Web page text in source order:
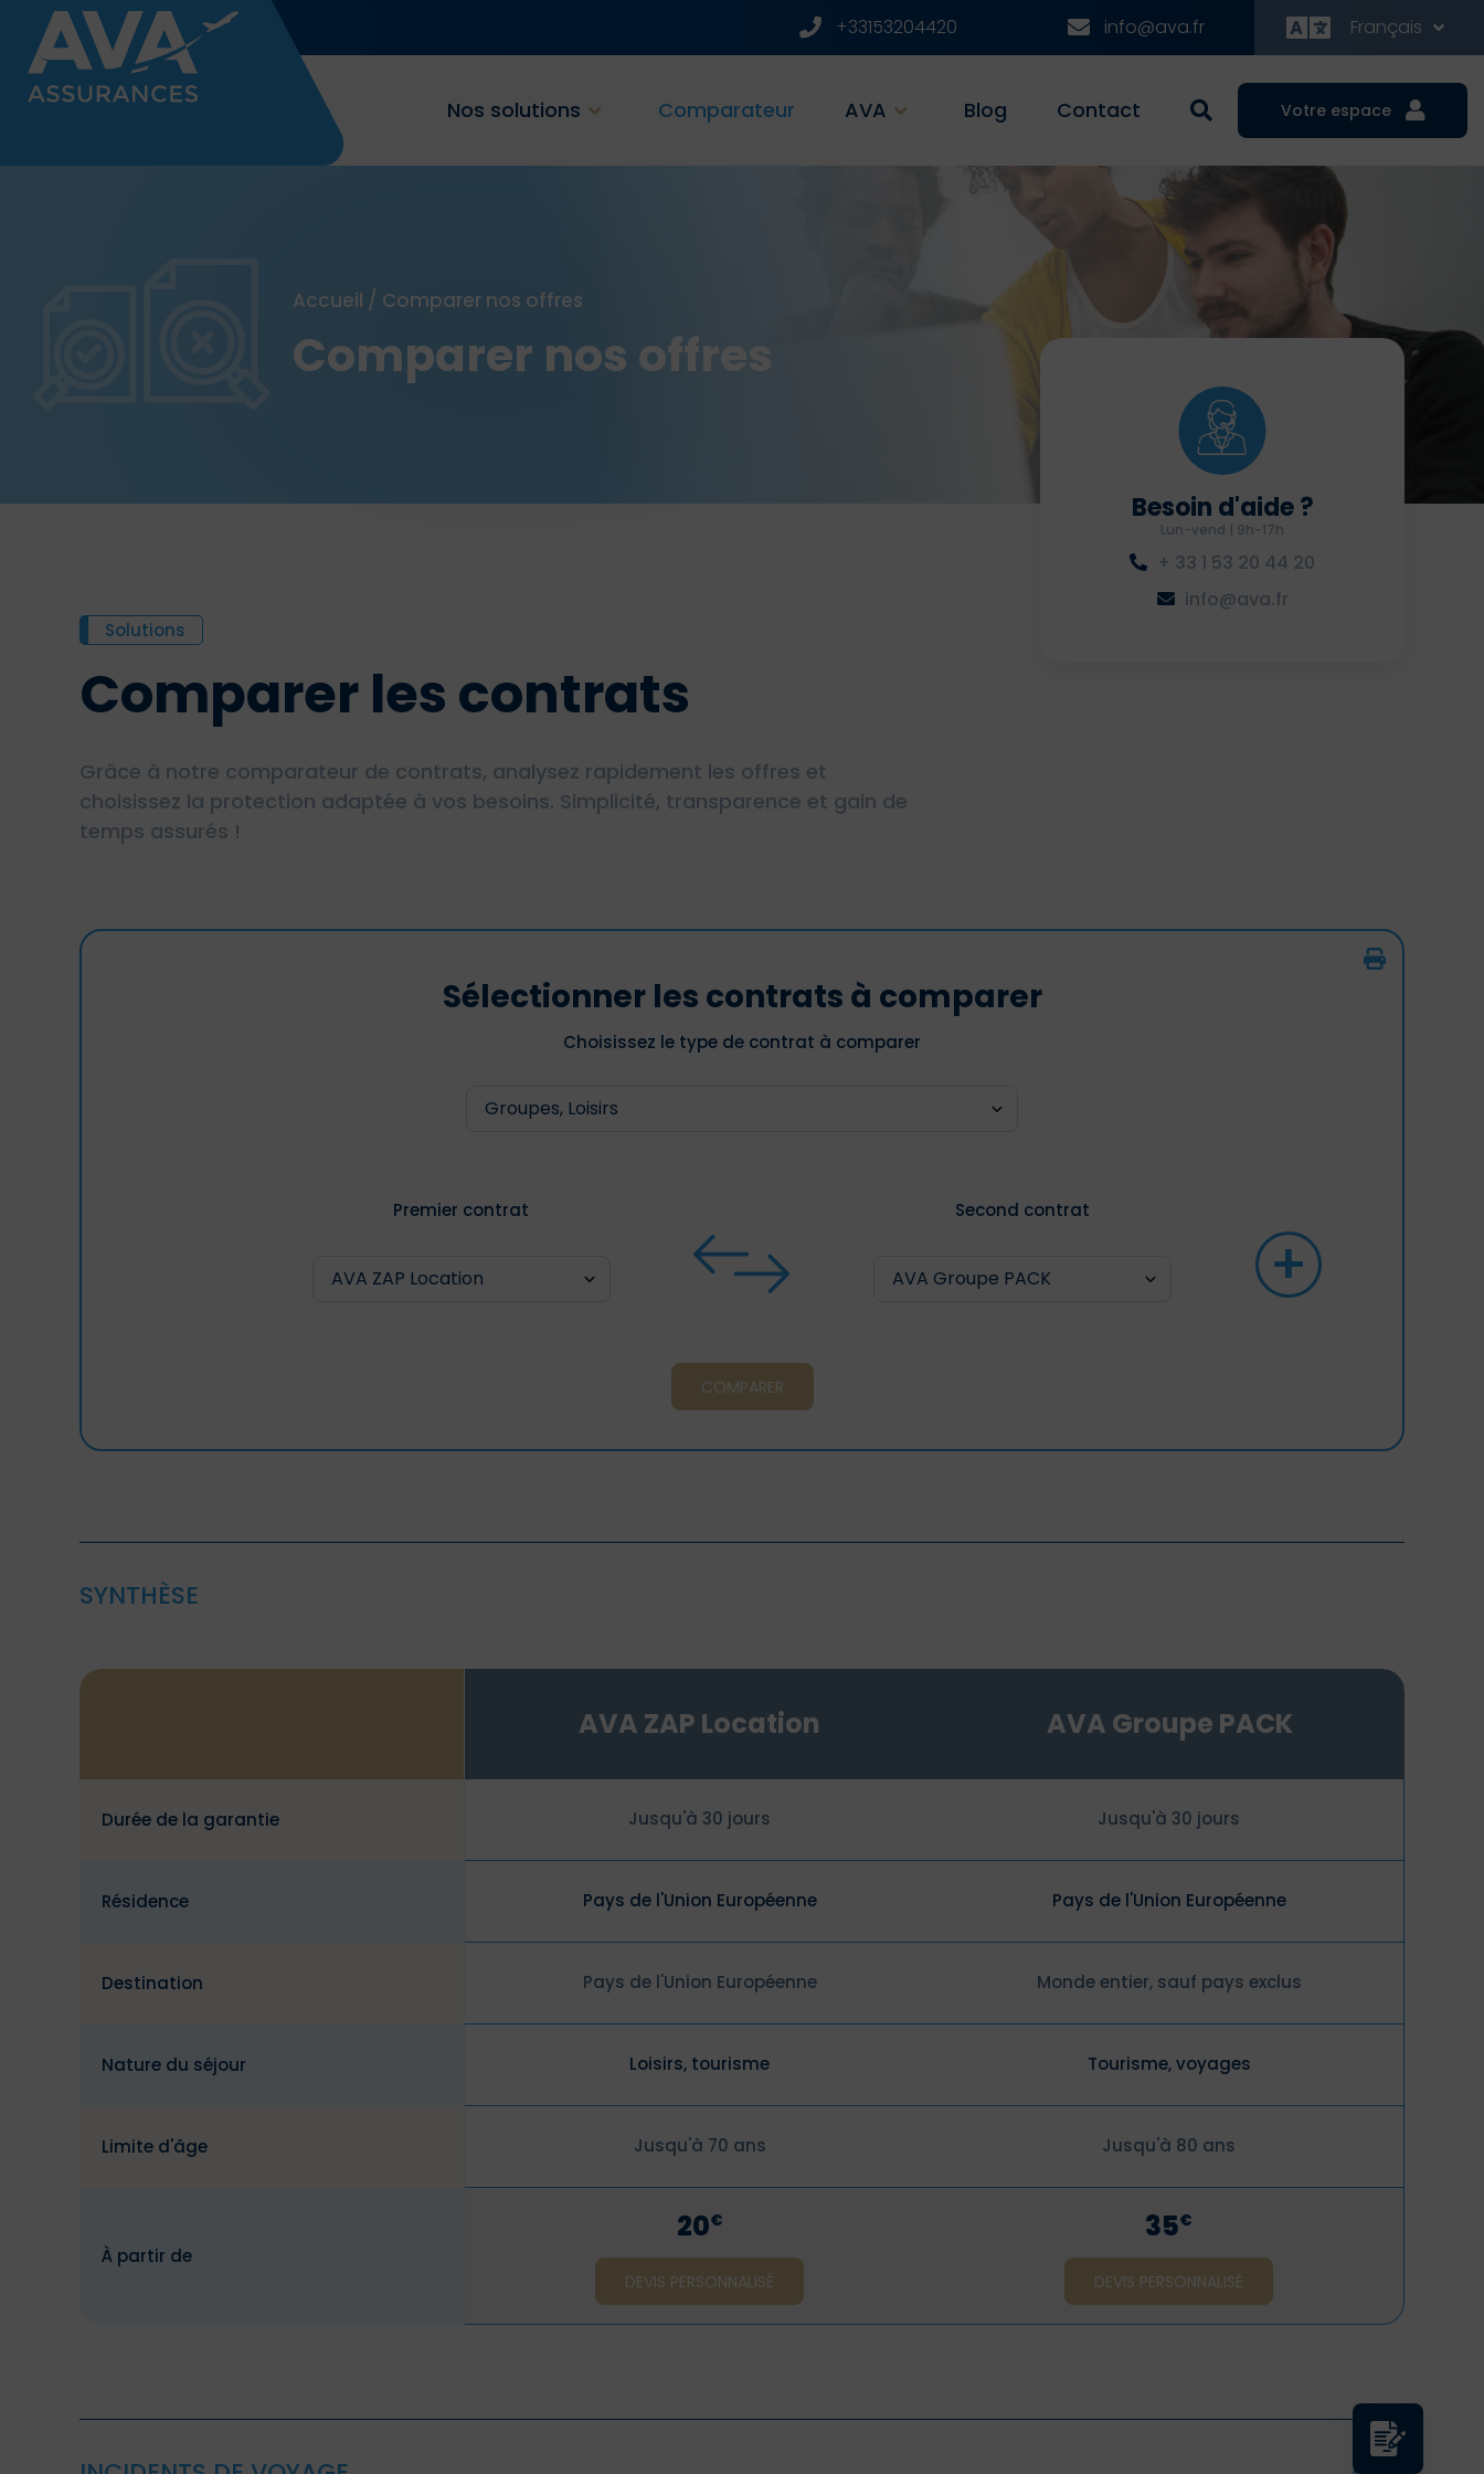
+33153204420 info@ava.fr Français
Nos solutions Comparateur AVA Blog Contact Votre espace
Accueil / Comparer nos offres
Comparer nos offres
Solutions
Comparer les contrats
Grâce à notre comparateur de contrats, analysez rapidement les offres et
choisissez la protection adaptée à vos besoins. Simplicité, transparence et gain de
temps assurés !
Besoin d'aide ?
Lun-vend | 9h-17h
+ 33 1 53 20 44 20
info@ava.fr
Sélectionner les contrats à comparer
Choisissez le type de contrat à comparer
Premier contrat Second contrat
+
COMPARER
SYNTHÈSE
AVA ZAP Location AVA Groupe PACK
Durée de la garantie Jusqu'à 30 jours Jusqu'à 30 jours
Résidence Pays de l'Union Européenne Pays de l'Union Européenne
Destination Pays de l'Union Européenne Monde entier, sauf pays exclus
Nature du séjour Loisirs, tourisme Tourisme, voyages
Limite d'âge Jusqu'à 70 ans Jusqu'à 80 ans
À partir de
20€
DEVIS PERSONNALISÉ
35€
DEVIS PERSONNALISÉ